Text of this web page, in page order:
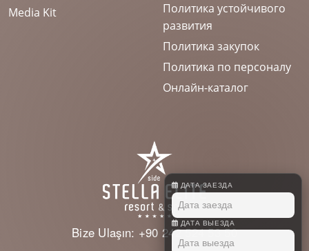
Media Kit
Политика устойчивого
развития
Политика закупок
Политика по персоналу
Онлайн-каталог
Bize Ulaşın: +90 242 524 53 50
ДАТА ЗАЕЗДА
ДАТА ВЫЕЗДА